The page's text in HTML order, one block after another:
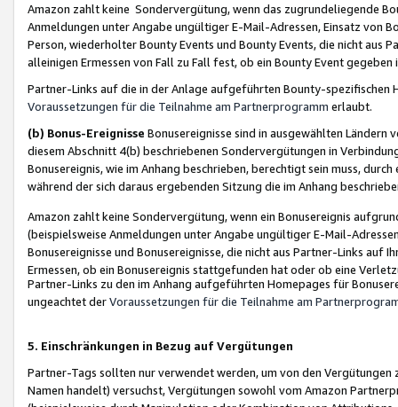
Amazon zahlt keine Sondervergütung, wenn das zugrundeliegende
Anmeldungen unter Angabe ungültiger E-Mail-Adressen, Einsatz von
Person, wiederholter Bounty Events und Bounty Events, die nicht
alleinigen Ermessen von Fall zu Fall fest, ob ein Bounty Event
Partner-Links auf die in der Anlage aufgeführten Bounty-spezifischen
Voraussetzungen für die Teilnahme am Partnerprogramm erlaubt.
(b) Bonus-Ereignisse Bonusereignisse sind in ausgewählten Ländern
diesem Abschnitt 4(b) beschriebenen Sondervergütungen in
Bonusereignis, wie im Anhang beschrieben, berechtigt sein muss,
während der sich daraus ergebenden Sitzung die im Anhang
Amazon zahlt keine Sondervergütung, wenn ein Bonusereignis
(beispielsweise Anmeldungen unter Angabe ungültiger E-Mail-
Bonusereignisse und Bonusereignisse, die nicht aus Partner-Links auf
Ermessen, ob ein Bonusereignis stattgefunden hat oder ob eine
Partner-Links zu den im Anhang aufgeführten Homepages für
ungeachtet derVoraussetzungen für die Teilnahme am
5. Einschränkungen in Bezug auf Vergütungen
Partner-Tags sollten nur verwendet werden, um von den
Namen handelt) versuchst, Vergütungen sowohl vom Amazon